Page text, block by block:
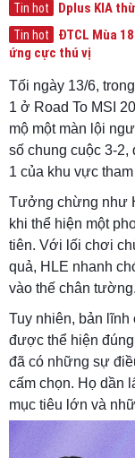
Tin hot Dplus KIA
Tin hot
ĐTCL Mùa
ứng cực thú vị
Tối ngày 13/6,
1 ở Road To MSI
mộ một màn lội
số chung cuộc 3-
1 của khu vực
Tưởng chừng như
khi thể hiện một
tiên. Với lối chơi
quả, HLE nhanh
vào thế chân tường.
Tuy nhiên, bản
được thể hiện
đã có những sự
cấm chọn. Họ dần
mục tiêu lớn và